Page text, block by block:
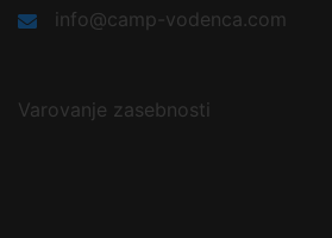
info@camp-vodenca.com
Varovanje zasebnosti